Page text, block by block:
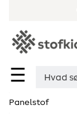
☰
Panelstof